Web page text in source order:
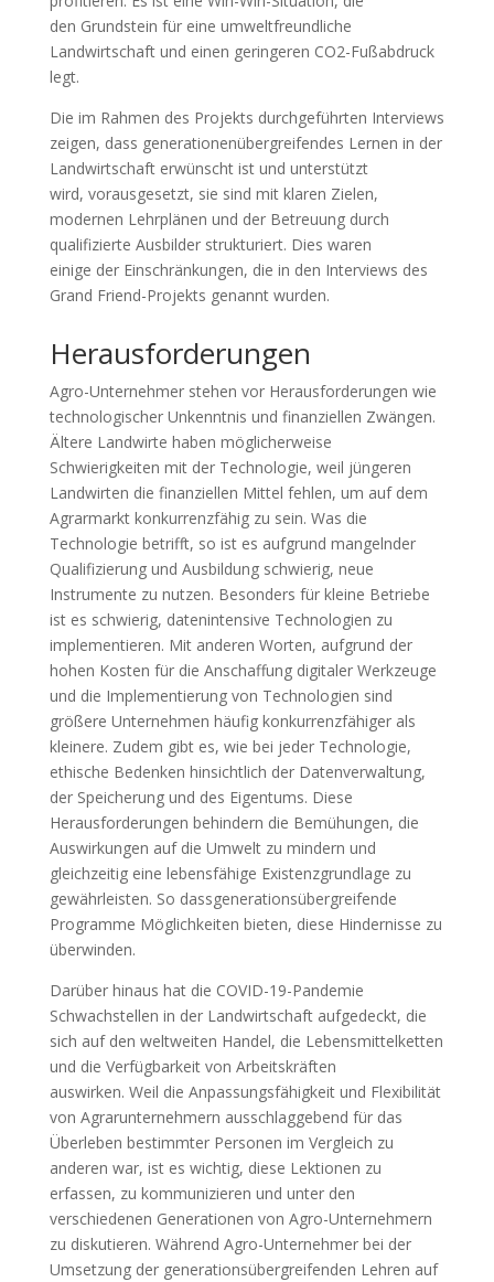
den Grundstein für eine umweltfreundliche
Landwirtschaft und einen geringeren CO2-Fußabdruck
legt.
Die im Rahmen des Projekts durchgeführten Interviews
zeigen, dass generationenübergreifendes Lernen in der
Landwirtschaft erwünscht ist und unterstützt
wird, vorausgesetzt, sie sind mit klaren Zielen,
modernen Lehrplänen und der Betreuung durch
qualifizierte Ausbilder strukturiert. Dies waren
einige der Einschränkungen, die in den Interviews des
Grand Friend-Projekts genannt wurden.
Herausforderungen
Agro-Unternehmer stehen vor Herausforderungen wie
technologischer Unkenntnis und finanziellen Zwängen.
Ältere Landwirte haben möglicherweise
Schwierigkeiten mit der Technologie, weil jüngeren
Landwirten die finanziellen Mittel fehlen, um auf dem
Agrarmarkt konkurrenzfähig zu sein. Was die
Technologie betrifft, so ist es aufgrund mangelnder
Qualifizierung und Ausbildung schwierig, neue
Instrumente zu nutzen. Besonders für kleine Betriebe
ist es schwierig, datenintensive Technologien zu
implementieren. Mit anderen Worten, aufgrund der
hohen Kosten für die Anschaffung digitaler Werkzeuge
und die Implementierung von Technologien sind
größere Unternehmen häufig konkurrenzfähiger als
kleinere. Zudem gibt es, wie bei jeder Technologie,
ethische Bedenken hinsichtlich der Datenverwaltung,
der Speicherung und des Eigentums. Diese
Herausforderungen behindern die Bemühungen, die
Auswirkungen auf die Umwelt zu mindern und
gleichzeitig eine lebensfähige Existenzgrundlage zu
gewährleisten. So dassgenerationsübergreifende
Programme Möglichkeiten bieten, diese Hindernisse zu
überwinden.
Darüber hinaus hat die COVID-19-Pandemie
Schwachstellen in der Landwirtschaft aufgedeckt, die
sich auf den weltweiten Handel, die Lebensmittelketten
und die Verfügbarkeit von Arbeitskräften
auswirken. Weil die Anpassungsfähigkeit und Flexibilität
von Agrarunternehmern ausschlaggebend für das
Überleben bestimmter Personen im Vergleich zu
anderen war, ist es wichtig, diese Lektionen zu
erfassen, zu kommunizieren und unter den
verschiedenen Generationen von Agro-Unternehmern
zu diskutieren. Während Agro-Unternehmer bei der
Umsetzung der generationsübergreifenden Lehren auf